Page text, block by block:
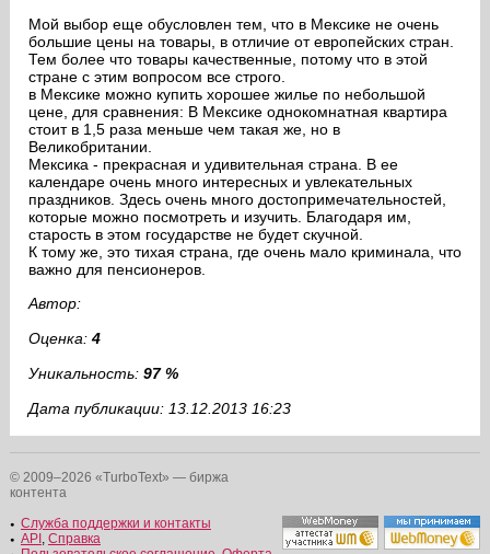
Мой выбор еще обусловлен тем, что в Мексике не очень
большие цены на товары, в отличие от европейских стран.
Тем более что товары качественные, потому что в этой
стране с этим вопросом все строго.
в Мексике можно купить хорошее жилье по небольшой
цене, для сравнения: В Мексике однокомнатная квартира
стоит в 1,5 раза меньше чем такая же, но в
Великобритании.
Мексика - прекрасная и удивительная страна. В ее
календаре очень много интересных и увлекательных
праздников. Здесь очень много достопримечательностей,
которые можно посмотреть и изучить. Благодаря им,
старость в этом государстве не будет скучной.
К тому же, это тихая страна, где очень мало криминала, что
важно для пенсионеров.
Автор:
Оценка: 4
Уникальность: 97 %
Дата публикации: 13.12.2013 16:23
© 2009–2026 «TurboText» — биржа
контента
Служба поддержки и контакты
API , Справка